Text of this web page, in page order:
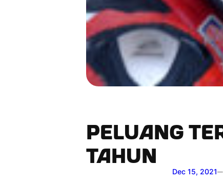
PELUANG
TAHUN
Dec 15, 2021—